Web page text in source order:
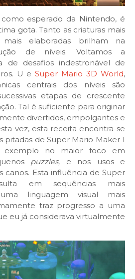
esperado da Nintendo, é
gota. Tanto as criaturas mais
elaboradas brilham na
de níveis. Voltamos a
de desafios indestronável de
U eSuper Mario 3D World,
centrais dos níveis são
etapas de crescente
Tal é suficiente para originar
divertidos, empolgantes e
vez, esta receita encontra-se
pitadas de Super Mario Maker 1
no maior foco em
puzzles, e nos usos e
canos. Esta influência de Super
em sequências mais
linguagem visual mais
traz progresso a uma
eu já considerava virtualmente